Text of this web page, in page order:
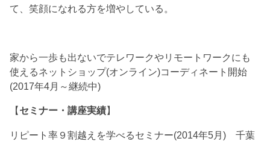
て、笑顔になれる方を増やしている。
家から一歩も出ないでテレワークやリモートワークにも
使えるネットショップ(オンライン)コーディネート開始
(2017年4月～継続中)
【セミナー・講座実績】
リピート率９割越えを学べるセミナー(2014年5月) 千葉